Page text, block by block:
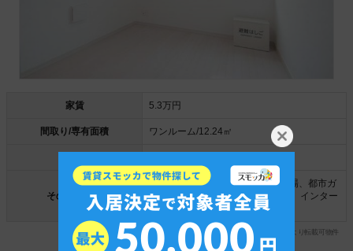
家賃 5.3万円
間取り/専有面積 ワンルーム/12.24㎡
その他の条件
2階以上、BT別、室内洗濯機置き場、都市ガ
ス、エアコン付き、オートロック、インター
ネット無料、角部屋
引用：業者専用データベース「ATBB」より転載可物件